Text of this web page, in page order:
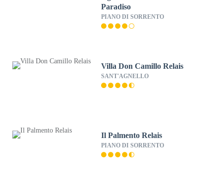
Paradiso
PIANO DI SORRENTO
Villa Don Camillo Relais
SANT'AGNELLO
Il Palmento Relais
PIANO DI SORRENTO